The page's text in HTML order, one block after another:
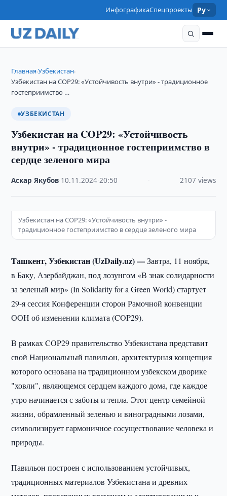
ИнфографикаСпецпроекты Ру
Главная›Узбекистан›
Узбекистан на COP29: «Устойчивость внутри» - традиционное
гостеприимство …
УЗБЕКИСТАН
Узбекистан на COP29: «Устойчивость
внутри» - традиционное гостеприимство в
сердце зеленого мира
Аскар Якубов 10.11.2024 ·20:50 2107 views
Узбекистан на COP29: «Устойчивость внутри» -
традиционное гостеприимство в сердце зеленого мира
Ташкент, Узбекистан (UzDaily.uz) —Завтра, 11 ноября,
в Баку, Азербайджан, под лозунгом «В знак солидарности
за зеленый мир» (In Solidarity for a Green World) стартует
29-я сессия Конференции сторон Рамочной конвенции
ООН об изменении климата (COP29).
В рамках COP29 правительство Узбекистана представит
свой Национальный павильон, архитектурная концепция
которого основана на традиционном узбекском дворике
"ховли", являющемся сердцем каждого дома, где каждое
утро начинается с заботы и тепла. Этот центр семейной
жизни, обрамленный зеленью и виноградными лозами,
символизирует гармоничное сосуществование человека и
природы.
Павильон построен с использованием устойчивых,
традиционных материалов Узбекистана и древних